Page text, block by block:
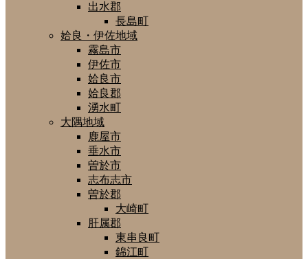
出水郡
長島町
姶良・伊佐地域
霧島市
伊佐市
姶良市
姶良郡
湧水町
大隅地域
鹿屋市
垂水市
曽於市
志布志市
曽於郡
大崎町
肝属郡
東串良町
錦江町